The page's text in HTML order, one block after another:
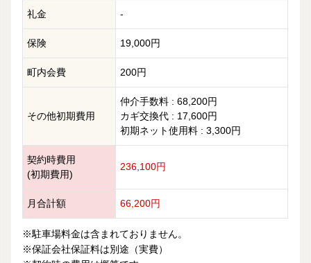
礼金 -
保険 19,000円
町内会費 200円
その他初期費用
仲介手数料 : 68,200円
カギ交換代 : 17,600円
初期ネット使用料 : 3,300円
契約時費用
(初期費用)
236,100円
月合計額 66,200円
※駐車場料金は含まれておりません。
※保証会社保証料は別途（実費）